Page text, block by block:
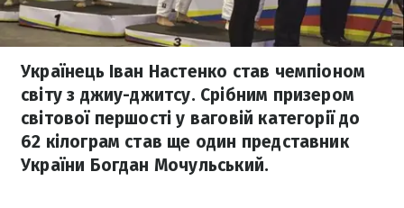
Українець Іван Настенко став чемпіоном
світу з джиу-джитсу. Срібним призером
світової першості у ваговій категорії до
62 кілограм став ще один представник
України Богдан Мочульський.